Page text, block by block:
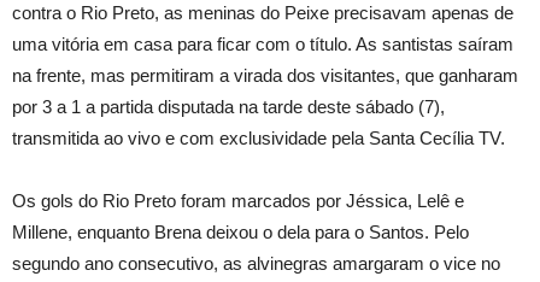
contra o Rio Preto, as meninas do Peixe precisavam apenas de
uma vitória em casa para ficar com o título. As santistas saíram
na frente, mas permitiram a virada dos visitantes, que ganharam
por 3 a 1 a partida disputada na tarde deste sábado (7),
transmitida ao vivo e com exclusividade pela Santa Cecília TV.
Os gols do Rio Preto foram marcados por Jéssica, Lelê e
Millene, enquanto Brena deixou o dela para o Santos. Pelo
segundo ano consecutivo, as alvinegras amargaram o vice no